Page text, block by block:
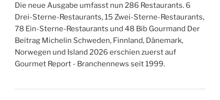
Die neue Ausgabe umfasst nun 286 Restaurants. 6
Drei-Sterne-Restaurants, 15 Zwei-Sterne-Restaurants,
78 Ein-Sterne-Restaurants und 48 Bib Gourmand Der
Beitrag Michelin Schweden, Finnland, Dänemark,
Norwegen und Island 2026 erschien zuerst auf
Gourmet Report - Branchennews seit 1999.